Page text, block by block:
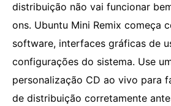
distribuição não vai funcionar
ons. Ubuntu Mini Remix começa
software, interfaces gráficas de
configurações do sistema. Use
personalização CD ao vivo para
de distribuição corretamente